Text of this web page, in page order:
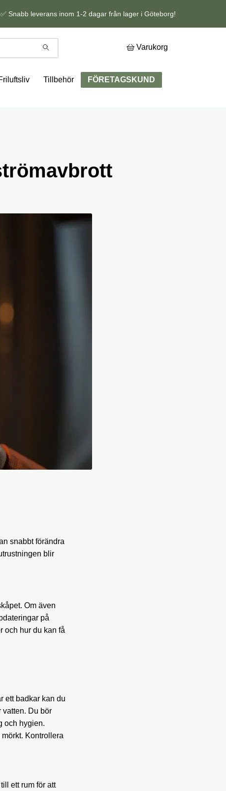
✅ Snabb leverans inom 1-2 dagar från lager i Göteborg!
Varukorg
Tillbehör
FÖRETAGSKUND
snabbt förändra
blir
Om även
på
och hur du kan få
ett badkar kan du
vatten. Du bör
och hygien.
Kontrollera
ett rum för att